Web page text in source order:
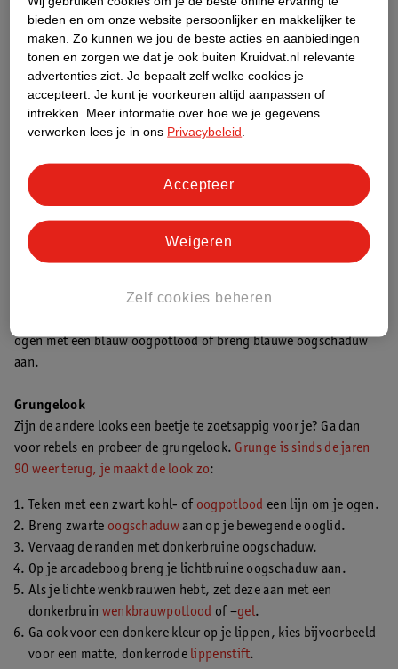
Draag je wel eens
lipliner
? Dan kies je er waarschijnlijk één die
dezelfde kleur heeft als je lippenstift. Maar voor een 90’s look
een bruine lipliner en teken je lippen in met een glanzende,
nude
Blauwe mascara
De blauwe mascara is echt dé trend uit de 90’s. Maar hij is terug
anders dan de standaard zwarte of bruine mascara.
ogen met een blauw oogpotlood of breng blauwe oogschaduw
aan.
Grungelook
Zijn de andere looks een beetje te zoetsappig voor je? Ga dan
voor rebels en probeer de grungelook. Grunge is sinds de jaren
90 weer terug, je maakt de look zo:
Teken met een zwart kohl- of oogpotlood een lijn om je ogen.
Breng zwarte oogschaduwaan op je bewegende ooglid.
Vervaag de randen met donkerbruine oogschaduw.
Op je arcadeboog breng je lichtbruine oogschaduw aan.
Als je lichte wenkbrauwen hebt, zet deze aan met een
donkerbruin wenkbrauwpotlood of –gel.
Ga ook voor een donkere kleur op je lippen, kies bijvoorbeeld
voor een matte, donkerrode lippenstift.
bieden en om onze website persoonlijker en makkelijker te
maken. Zo kunnen we jou de beste acties en aanbiedingen
tonen en zorgen we dat je ook buiten Kruidvat.nl relevante
advertenties ziet. Je bepaalt zelf welke cookies je
accepteert. Je kunt je voorkeuren altijd aanpassen of
intrekken.
Meer informatie over hoe we je gegevens
verwerken lees je in ons Privacybeleid
Zelf cookies beheren
Weigeren
Accepteer